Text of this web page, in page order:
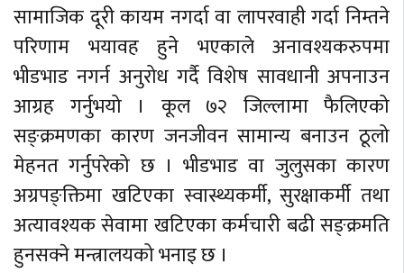
सामाजिक दूरी कायम नगर्दा वा लापरवाही गर्दा निम्तने
परिणाम भयावह हुने भएकाले अनावश्यकरुपमा
भीडभाड नगर्न अनुरोध गर्दै विशेष सावधानी अपनाउन
आग्रह गर्नुभयो । कूल ७२ जिल्लामा फैलिएको
सङ्क्रमणका कारण जनजीवन सामान्य बनाउन ठूलो
मेहनत गर्नुपरेको छ । भीडभाड वा जुलुसका कारण
अग्रपङ्क्तिमा खटिएका स्वास्थ्यकर्मी, सुरक्षाकर्मी तथा
अत्यावश्यक सेवामा खटिएका कर्मचारी बढी सङ्क्रमति
हुनसक्ने मन्त्रालयको भनाइ छ ।